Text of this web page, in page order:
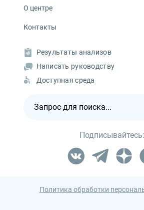
О центре
Контакты
Результаты анализов
Написать руководству
Доступная среда
Подписывайтесь:
Политика обработки